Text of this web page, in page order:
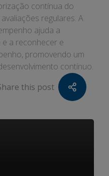
contínua do
regulares. A
ajuda a
a reconhecer e
promovendo um
contínuo.
this post